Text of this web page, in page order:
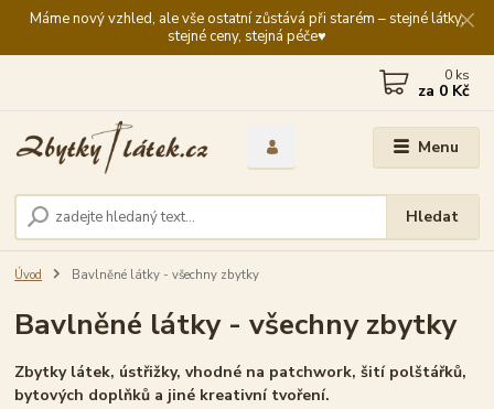
Máme nový vzhled, ale vše ostatní zůstává při starém – stejné látky,
stejné ceny, stejná péče♥️
Menu
Hledat
0 ks
za 0 Kč
Úvod Bavlněné látky - všechny zbytky
Bavlněné látky - všechny zbytky
Zbytky látek, ústřižky, vhodné na patchwork, šití polštářků,
bytových doplňků a jiné kreativní tvoření.